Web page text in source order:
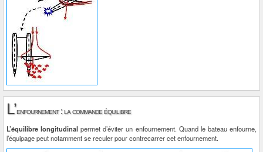
L’enfournement : la commande équilibre
L’équilibre longitudinalpermet d’éviter un enfournement. Quand le bateau enfourne,
l’équipage peut notamment se reculer pour contrecarrer cet enfournement.